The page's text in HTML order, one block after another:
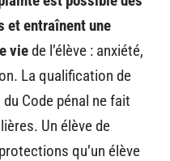
et entraînent une
viede l’élève : anxiété,
La qualification de
Code pénal ne fait
Un élève de
qu’un élève